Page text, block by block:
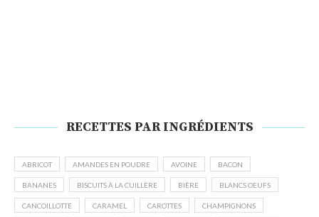
RECETTES PAR INGRÉDIENTS
ABRICOT AMANDES EN POUDRE AVOINE BACON
BANANES BISCUITS À LA CUILLÈRE BIÈRE BLANCS OEUFS
CANCOILLOTTE CARAMEL CAROTTES CHAMPIGNONS